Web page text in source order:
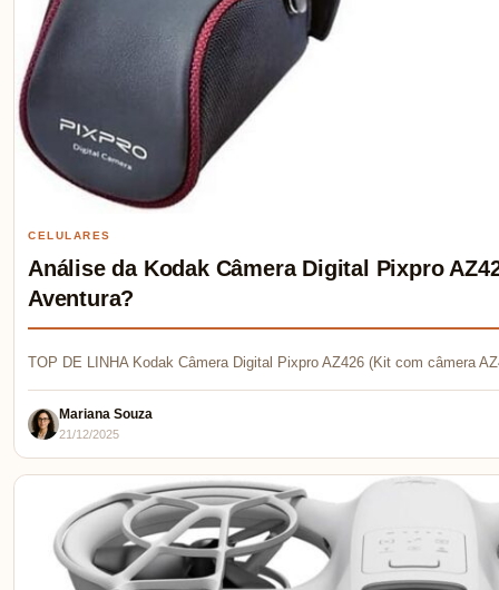
CELULARES
Análise da Kodak Câmera Digital Pixpro
Aventura?
TOP DE LINHA Kodak Câmera Digital Pixpro AZ426 (Kit com câmera
Mariana Souza
21/12/2025